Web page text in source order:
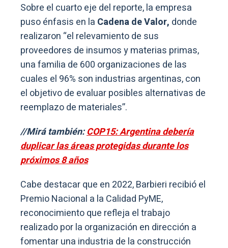
Sobre el cuarto eje del reporte, la empresa
puso énfasis en la Cadena de Valor, donde
realizaron “el relevamiento de sus
proveedores de insumos y materias primas,
una familia de 600 organizaciones de las
cuales el 96% son industrias argentinas, con
el objetivo de evaluar posibles alternativas de
reemplazo de materiales”.
//Mirá también:COP15: Argentina debería
duplicar las áreas protegidas durante los
próximos 8 años
Cabe destacar que en 2022, Barbieri recibió el
Premio Nacional a la Calidad PyME,
reconocimiento que refleja el trabajo
realizado por la organización en dirección a
fomentar una industria de la construcción